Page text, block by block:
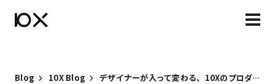
Blog 10X Blog デザイナーが入って変わる、10Xのプロダクト開発プロセス